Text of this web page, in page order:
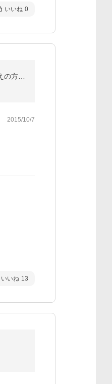
いいね 0
2015/10/7
いいね 13